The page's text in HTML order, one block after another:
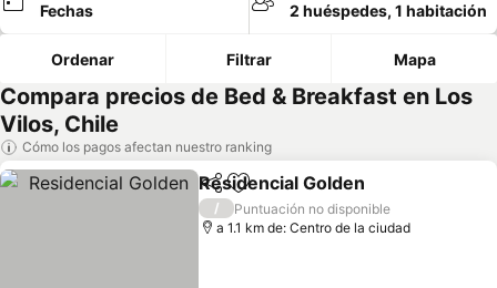
Fechas 2 huéspedes, 1 habitación
Ordenar Filtrar Mapa
Compara precios de Bed & Breakfast en Los
Vilos, Chile
Cómo los pagos afectan nuestro ranking
CompartirAgregar a favoritos
Residencial Golden
/
Puntuación no disponible
a 1.1 km de: Centro de la ciudad